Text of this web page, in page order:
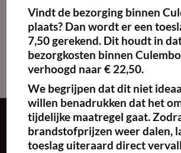
€16.95 excl. BTW
Reserveren
Over ons
Vindt de bezorging binnen
plaats? Dan wordt er een
7,50 gerekend. Dit houdt in
bezorgkosten binnen
verhoogd naar € 22,50.
We begrijpen dat dit niet
willen benadrukken dat het
tijdelijke maatregel gaat.
brandstofprijzen weer dalen,
toeslag uiteraard direct